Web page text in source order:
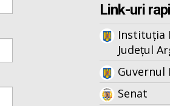
Link-uri
Instituția
Județul
Guvernul
Senat